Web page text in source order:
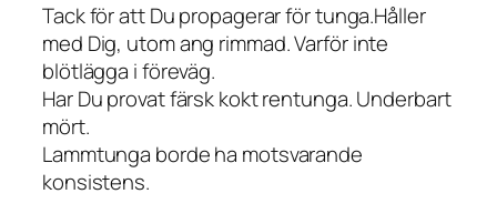
Tack för att Du propagerar för tunga.Håller
med Dig, utom ang rimmad. Varför inte
blötlägga i föreväg.
Har Du provat färsk kokt rentunga. Underbart
mört.
Lammtunga borde ha motsvarande
konsistens.